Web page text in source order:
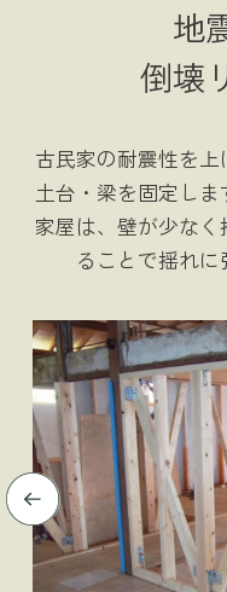
地
倒壊
古民家の耐震性を
土台・梁を固定し
家屋は、壁が少なく
ることで揺れに